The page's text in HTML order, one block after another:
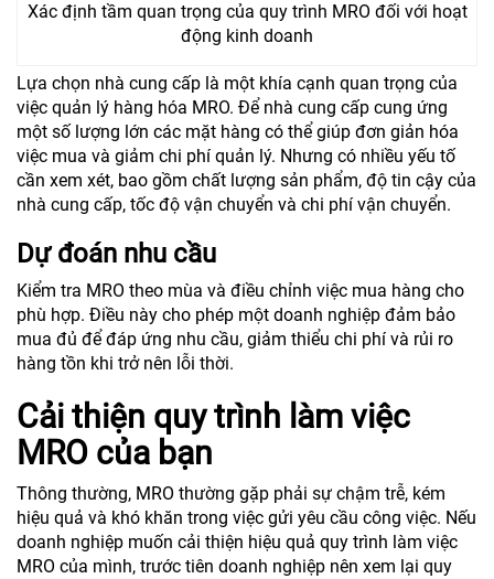
Xác định tầm quan trọng của quy trình MRO đối với hoạt
động kinh doanh
Lựa chọn nhà cung cấp là một khía cạnh quan trọng của
việc quản lý hàng hóa MRO. Để nhà cung cấp cung ứng
một số lượng lớn các mặt hàng có thể giúp đơn giản hóa
việc mua và giảm chi phí quản lý. Nhưng có nhiều yếu tố
cần xem xét, bao gồm chất lượng sản phẩm, độ tin cậy của
nhà cung cấp, tốc độ vận chuyển và chi phí vận chuyển.
Dự đoán nhu cầu
Kiểm tra MRO theo mùa và điều chỉnh việc mua hàng cho
phù hợp. Điều này cho phép một doanh nghiệp đảm bảo
mua đủ để đáp ứng nhu cầu, giảm thiểu chi phí và rủi ro
hàng tồn khi trở nên lỗi thời.
Cải thiện quy trình làm việc
MRO của bạn
Thông thường, MRO thường gặp phải sự chậm trễ, kém
hiệu quả và khó khăn trong việc gửi yêu cầu công việc. Nếu
doanh nghiệp muốn cải thiện hiệu quả quy trình làm việc
MRO của mình, trước tiên doanh nghiệp nên xem lại quy